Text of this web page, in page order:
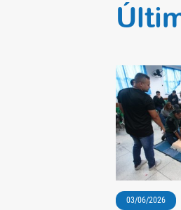
03/06/2026